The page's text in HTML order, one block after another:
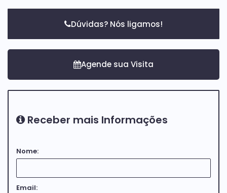
Dúvidas? Nós ligamos!
Receber mais Informações
Nome:
Email: